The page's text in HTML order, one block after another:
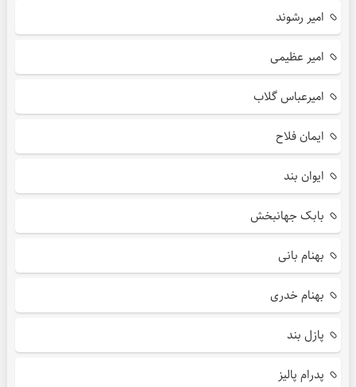
امیر رشوند
امیر عظیمی
امیرعباس گلاب
ایمان فلاح
ایوان بند
بابک جهانبخش
بهنام بانی
بهنام خدری
پازل بند
پدرام پالیز